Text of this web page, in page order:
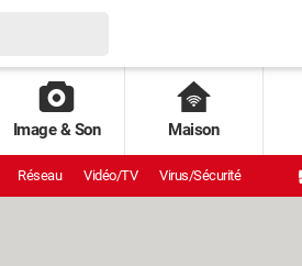
Image & Son Maison
Réseau Vidéo/TV Virus/Sécurité